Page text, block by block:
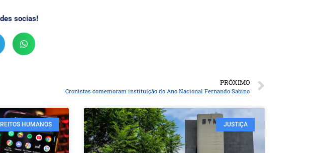
socias!
PRÓXIMO
Cronistas comemoram instituição do Ano Nacional Fernando Sabino
HUMANOS JUSTIÇA